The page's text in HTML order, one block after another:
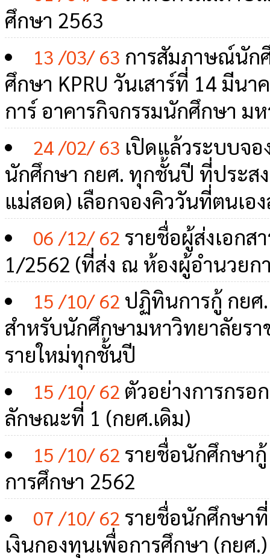
ศึกษา 2563
13 /03/ 63 การสัมภาษณ์นัก
ศึกษา KPRU วันเสาร์ที่ 14 มี
การ์ อาคารกิจกรรมนักศึกษา ม
24 /02/ 63 เปิดแล้วระบบจอ
นักศึกษา กยศ. ทุกชั้นปี ที่ประส
แม่สอด) เลือกจองคิววันที่ตนเอ
06 /12/ 62 รายชื่อผู้ส่งเอกส
1/2562 (ที่ส่ง ณ ห้องผู้อำนวย
15 /10/ 62 ปฏิทินการกู้ กยศ
สำหรับนักศึกษามหาวิทยาลัยร
รายใหม่ทุกชั้นปี
15 /10/ 62 ตัวอย่างการกร
ลักษณะที่ 1 (กยศ.เดิม)
15 /10/ 62 รายชื่อนักศึกษากู้
การศึกษา 2562
07 /10/ 62 รายชื่อนักศึกษา
เงินกองทุนเพื่อการศึกษา (กย